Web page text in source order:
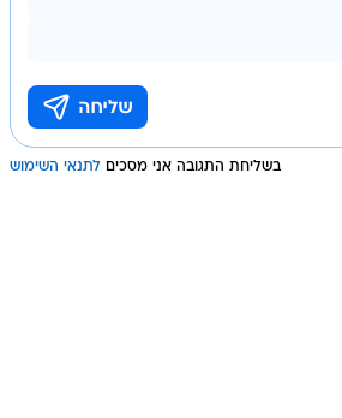
בשליחת התגובה אני מסכים לתנאי השימוש